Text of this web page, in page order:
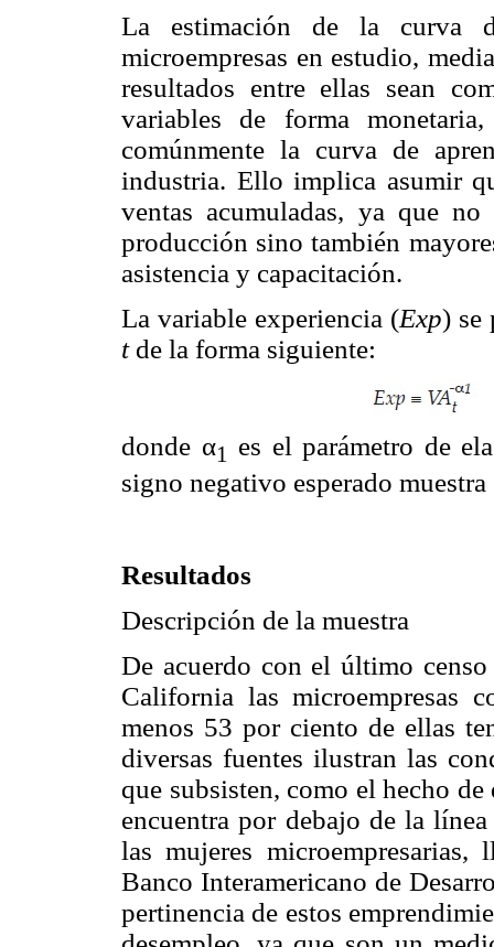
La estimación de la curva
microempresas en estudio,
resultados entre ellas sean
variables de forma
comúnmente la curva de
industria. Ello implica asumir
ventas acumuladas, ya que
producción sino también
asistencia y capacitación.
La variable experiencia (Exp) se
tde la forma siguiente:
donde α1
es el parámetro de
signo negativo esperado
Resultados
Descripción de la muestra
De acuerdo con el último
California las microempresas
menos 53 por ciento de ellas
diversas fuentes ilustran las
que subsisten, como el hecho
encuentra por debajo de la
las mujeres
Banco Interamericano de
pertinencia de estos